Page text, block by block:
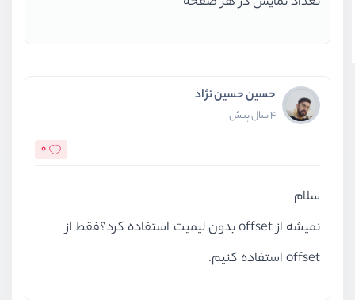
حسین حسین نژاد
4 سال پیش
0
سلام
نمیشه از offset بدون لیمیت استفاده کرد؟فقط از
offset استفاده کنیم.